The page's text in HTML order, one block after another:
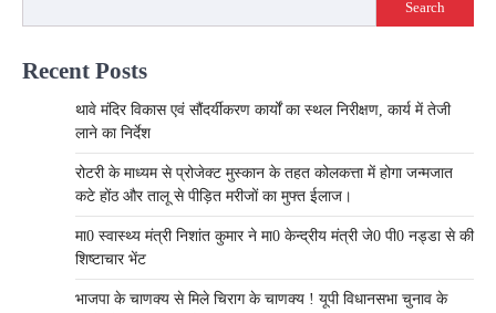
Search
Recent Posts
थावे मंदिर विकास एवं सौंदर्यीकरण कार्यों का स्थल निरीक्षण, कार्य में तेजी
लाने का निर्देश
रोटरी के माध्यम से प्रोजेक्ट मुस्कान के तहत कोलकत्ता में होगा जन्मजात
कटे होंठ और तालू से पीड़ित मरीजों का मुफ्त ईलाज।
मा0 स्वास्थ्य मंत्री निशांत कुमार ने मा0 केन्द्रीय मंत्री जे0 पी0 नड्डा से की
शिष्टाचार भेंट
भाजपा के चाणक्य से मिले चिराग के चाणक्य ! यूपी विधानसभा चुनाव के